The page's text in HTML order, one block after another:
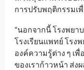
การปรับพฤติกรรมเ
“นอกจากนี้ โรงพย
โรงเรียนแพทย์ โรง
องค์ความรู้ต่าง ๆ เ
ของเราก้าวหน้า ส่